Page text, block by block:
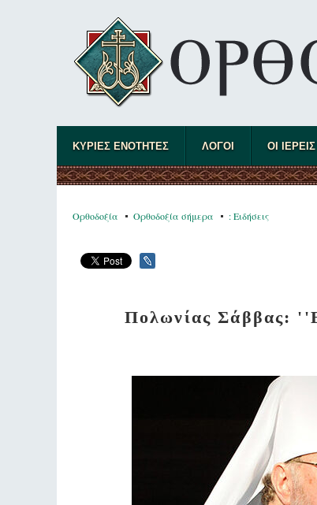
ΚΥΡΙΕΣ ΕΝΟΤΗΤΕΣ ΛΟΓΟΙ ΟΙ
Ορθοδοξία Ορθοδοξία σήμερα : Ειδήσεις
Πολωνίας Σάββας: